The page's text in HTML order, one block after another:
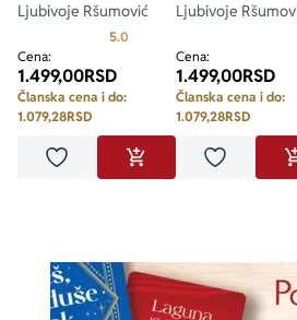
Ljubivoje Ršumović
5.0
Cena:
1.499,00RSD
Članska cena i do:
1.079,28RSD
Dodaj u omiljeneDODAJ U KORPU
Ljubivoje
Cena:
1.499,00RSD
Članska cena i do:
1.079,28RSD
Dodaj u